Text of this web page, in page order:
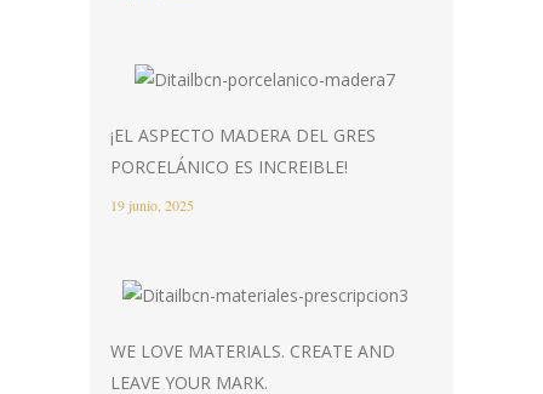
¡EL ASPECTO MADERA DEL GRES
PORCELÁNICO ES INCREIBLE!
19 junio, 2025
WE LOVE MATERIALS. CREATE AND
LEAVE YOUR MARK.